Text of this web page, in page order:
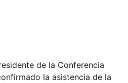
de la Conferencia
la asistencia de la